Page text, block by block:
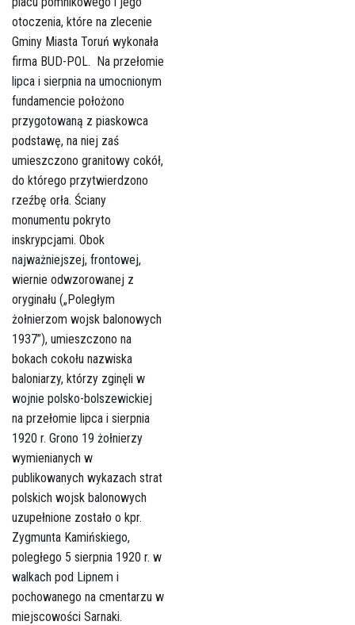
otoczenia, które na zlecenie
Gminy Miasta Toruń wykonała
firma BUD-POL. Na przełomie
lipca i sierpnia na umocnionym
fundamencie położono
przygotowaną z piaskowca
podstawę, na niej zaś
umieszczono granitowy cokół,
do którego przytwierdzono
rzeźbę orła. Ściany
monumentu pokryto
inskrypcjami. Obok
najważniejszej, frontowej,
wiernie odwzorowanej z
oryginału („Poległym
żołnierzom wojsk balonowych
1937”), umieszczono na
bokach cokołu nazwiska
baloniarzy, którzy zginęli w
wojnie polsko-bolszewickiej
na przełomie lipca i sierpnia
1920 r. Grono 19 żołnierzy
wymienianych w
publikowanych wykazach strat
polskich wojsk balonowych
uzupełnione zostało o kpr.
Zygmunta Kamińskiego,
poległego 5 sierpnia 1920 r. w
walkach pod Lipnem i
pochowanego na cmentarzu w
miejscowości Sarnaki.